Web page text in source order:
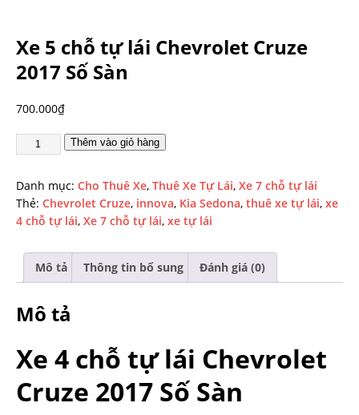
Xe 5 chỗ tự lái Chevrolet Cruze
2017 Số Sàn
700.000₫
Thêm vào giỏ hàng
Danh mục: Cho Thuê Xe, Thuê Xe Tự Lái, Xe 7 chỗ tự lái
Thẻ: Chevrolet Cruze, innova, Kia Sedona, thuê xe tự lái, xe
4 chỗ tự lái, Xe 7 chỗ tự lái, xe tự lái
Mô tả Thông tin bổ sung Đánh giá (0)
Mô tả
Xe 4 chỗ tự lái Chevrolet
Cruze 2017 Số Sàn